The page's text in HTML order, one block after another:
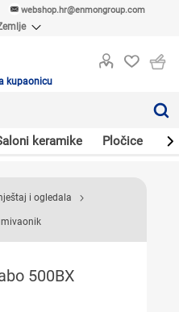
webshop.hr@enmongroup.com
MKD
kupaonicu
keramike Pločice
i ogledala
500BX